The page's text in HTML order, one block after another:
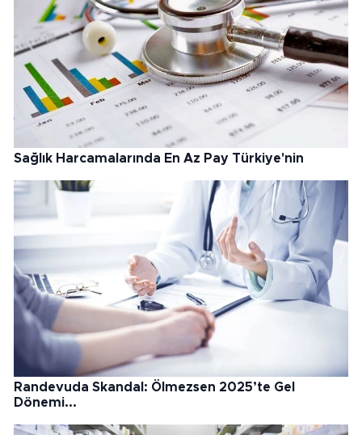
Sağlık Harcamalarında En Az Pay Türkiye'nin
Randevuda Skandal: Ölmezsen 2025’te Gel
Dönemi...